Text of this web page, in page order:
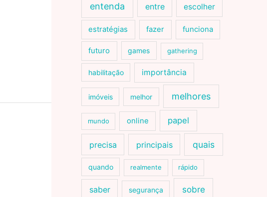
entenda entre escolher
estratégias fazer funciona
futuro games gathering
habilitação importância
imóveis melhor melhores
mundo online papel
precisa principais quais
quando realmente rápido
saber segurança sobre